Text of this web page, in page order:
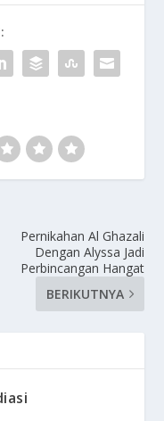
Pernikahan Al Ghazali
Dengan Alyssa Jadi
Perbincangan Hangat
BERIKUTNYA